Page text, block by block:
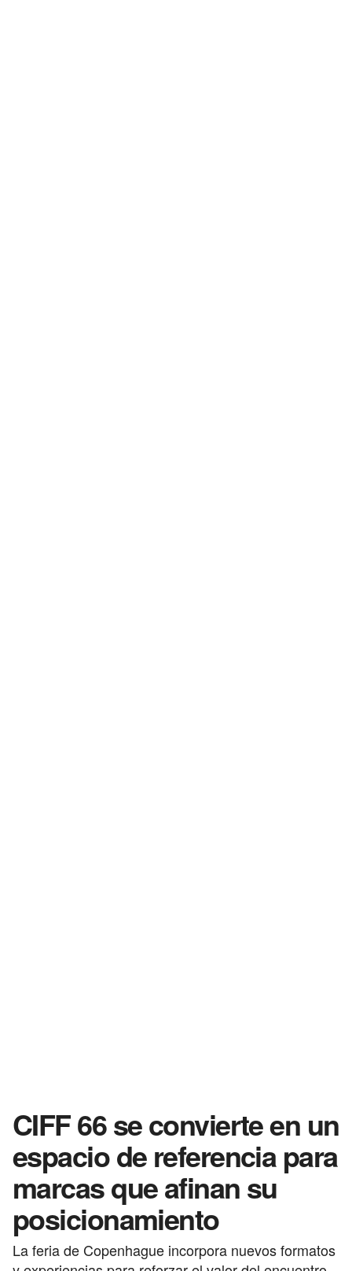
CIFF 66 se convierte en un
espacio de referencia para
marcas que afinan su
posicionamiento
La feria de Copenhague incorpora nuevos formatos